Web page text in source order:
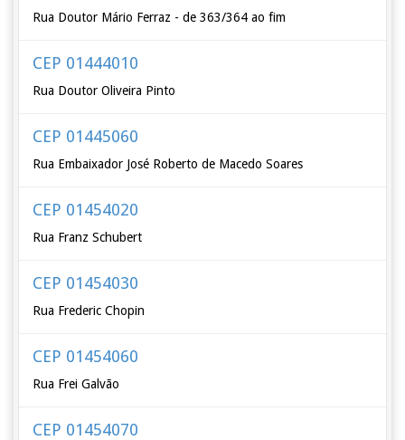
Rua Doutor Mário Ferraz - de 363/364 ao fim
CEP 01444010
Rua Doutor Oliveira Pinto
CEP 01445060
Rua Embaixador José Roberto de Macedo Soares
CEP 01454020
Rua Franz Schubert
CEP 01454030
Rua Frederic Chopin
CEP 01454060
Rua Frei Galvão
CEP 01454070